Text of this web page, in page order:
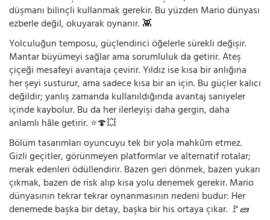
düşmanı bilinçli kullanmak gerekir. Bu yüzden Mario dünyası
ezberle değil, okuyarak oynanır. 👾
Yolculuğun temposu, güçlendirici öğelerle sürekli değişir.
Mantar büyümeyi sağlar ama sorumluluk da getirir. Ateş
çiçeği mesafeyi avantaja çevirir. Yıldız ise kısa bir anlığına
her şeyi susturur, ama sadece kısa bir an için. Bu güçler kalıcı
değildir; yanlış zamanda kullanıldığında avantaj saniyeler
içinde kaybolur. Bu da her ilerleyişi daha gergin, daha
anlamlı hâle getirir. ⭐🍄💥
Bölüm tasarımları oyuncuyu tek bir yola mahkûm etmez.
Gizli geçitler, görünmeyen platformlar ve alternatif rotalar;
merak edenleri ödüllendirir. Bazen geri dönmek, bazen yukarı
çıkmak, bazen de risk alıp kısa yolu denemek gerekir. Mario
dünyasının tekrar tekrar oynanmasının nedeni budur: Her
denemede başka bir detay, başka bir his ortaya çıkar. 🚩🧱